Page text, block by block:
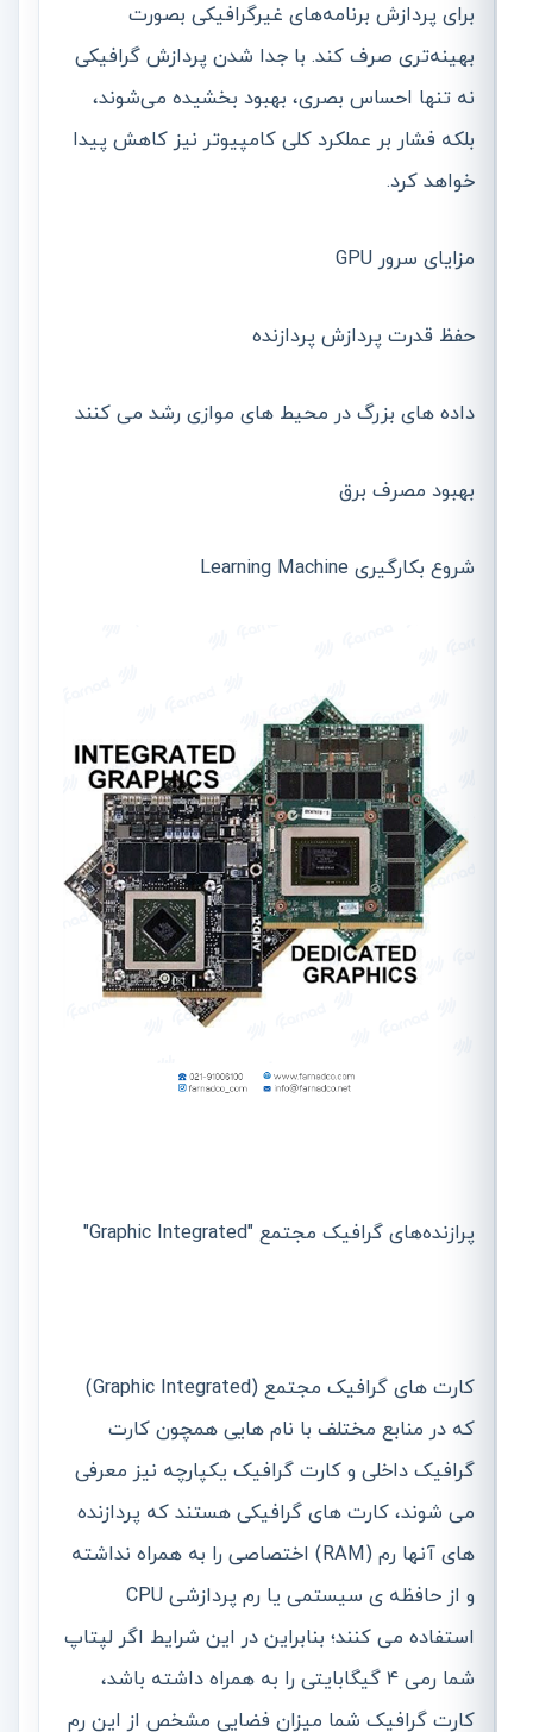
برای پردازش برنامه‌های غیرگرافیکی بصورت
بهینه‌تری صرف کند. با جدا شدن پردازش گرافیکی
نه تنها احساس بصری، بهبود بخشیده می‌شوند،
بلکه فشار بر عملکرد کلی کامپیوتر نیز کاهش پیدا
خواهد کرد.
مزایای سرور GPU
حفظ قدرت پردازش پردازنده
داده های بزرگ در محیط های موازی رشد می کنند
بهبود مصرف برق
شروع بکارگیری Learning Machine
پرازنده‌ھای گرافیک مجتمع "Graphic Integrated"
کارت ھای گرافیک مجتمع (Graphic Integrated)
که در منابع مختلف با نام ھایی ھمچون کارت
گرافیک داخلی و کارت گرافیک یکپارچه نیز معرفی
می شوند، کارت ھای گرافیکی ھستند که پردازنده
ھای آنھا رم (RAM) اختصاصی را به ھمراه نداشته
و از حافظه ی سیستمی یا رم پردازشی CPU
استفاده می کنند؛ بنابراین در این شرایط اگر لپتاپ
شما رمی 4 گیگابایتی را به ھمراه داشته باشد،
کارت گرافیک شما میزان فضایی مشخص از این رم